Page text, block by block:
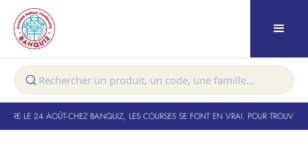
LE 24 AOÛT-CHEZ BANQUIZ, LES COURSES SE FONT EN VRAI. POUR TROUVER